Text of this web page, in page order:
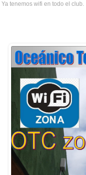
Ya tenemos wifi en todo el club.